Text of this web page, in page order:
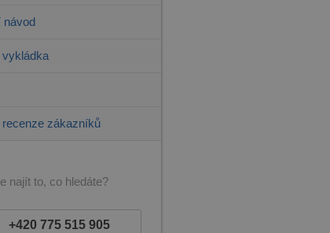
návod
vykládka
recenze zákazníků
najít to, co hledáte?
+420 775 515 905